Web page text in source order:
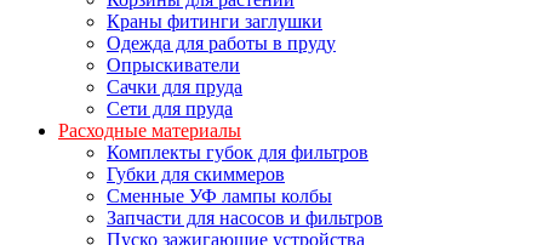
Краны фитинги заглушки
Одежда для работы в пруду
Опрыскиватели
Сачки для пруда
Сети для пруда
Расходные материалы
Комплекты губок для фильтров
Губки для скиммеров
Сменные УФ лампы колбы
Запчасти для насосов и фильтров
Пуско зажигающие устройства